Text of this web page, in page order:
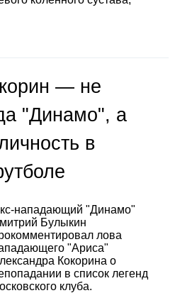
— не
"Динамо", а
в
нападающий "Динамо"
Булыкин
лова
"Ариса"
Кокорина о
в список легенд
клуба.